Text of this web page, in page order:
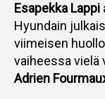
Esapekka Lappi
Hyundain
viimeisen
vaiheessa vielä
Adrien